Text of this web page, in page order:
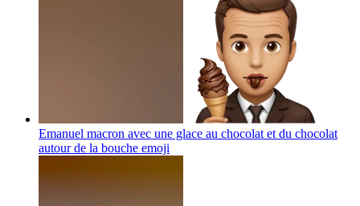
Emanuel macron avec une glace au chocolat et du chocolat
autour de la bouche emoji